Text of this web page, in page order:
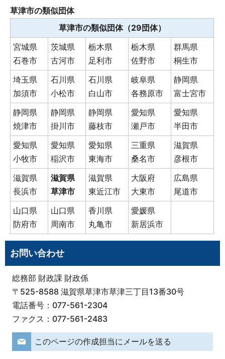
草津市の類似団体
草津市の類似団体（29団体）
宮城県
石巻市
茨城県
古河市
栃木県
足利市
栃木県
佐野市
群馬県
桐生市
埼玉県
加須市
石川県
小松市
石川県
白山市
岐阜県
各務原市
静岡県
富士宮市
静岡県
焼津市
静岡県
掛川市
静岡県
藤枝市
愛知県
瀬戸市
愛知県
半田市
愛知県
小牧市
愛知県
稲沢市
愛知県
東海市
三重県
桑名市
滋賀県
彦根市
滋賀県
長浜市
滋賀県
草津市
滋賀県
東近江市
大阪府
大東市
広島県
尾道市
山口県
防府市
山口県
周南市
香川県
丸亀市
愛媛県
新居浜市
お問い合わせ
総務部 財政課 財政係
〒525-8588 滋賀県草津市草津三丁目13番30号
電話番号：077-561-2304
ファクス：077-561-2483
このページの作成担当にメールを送る